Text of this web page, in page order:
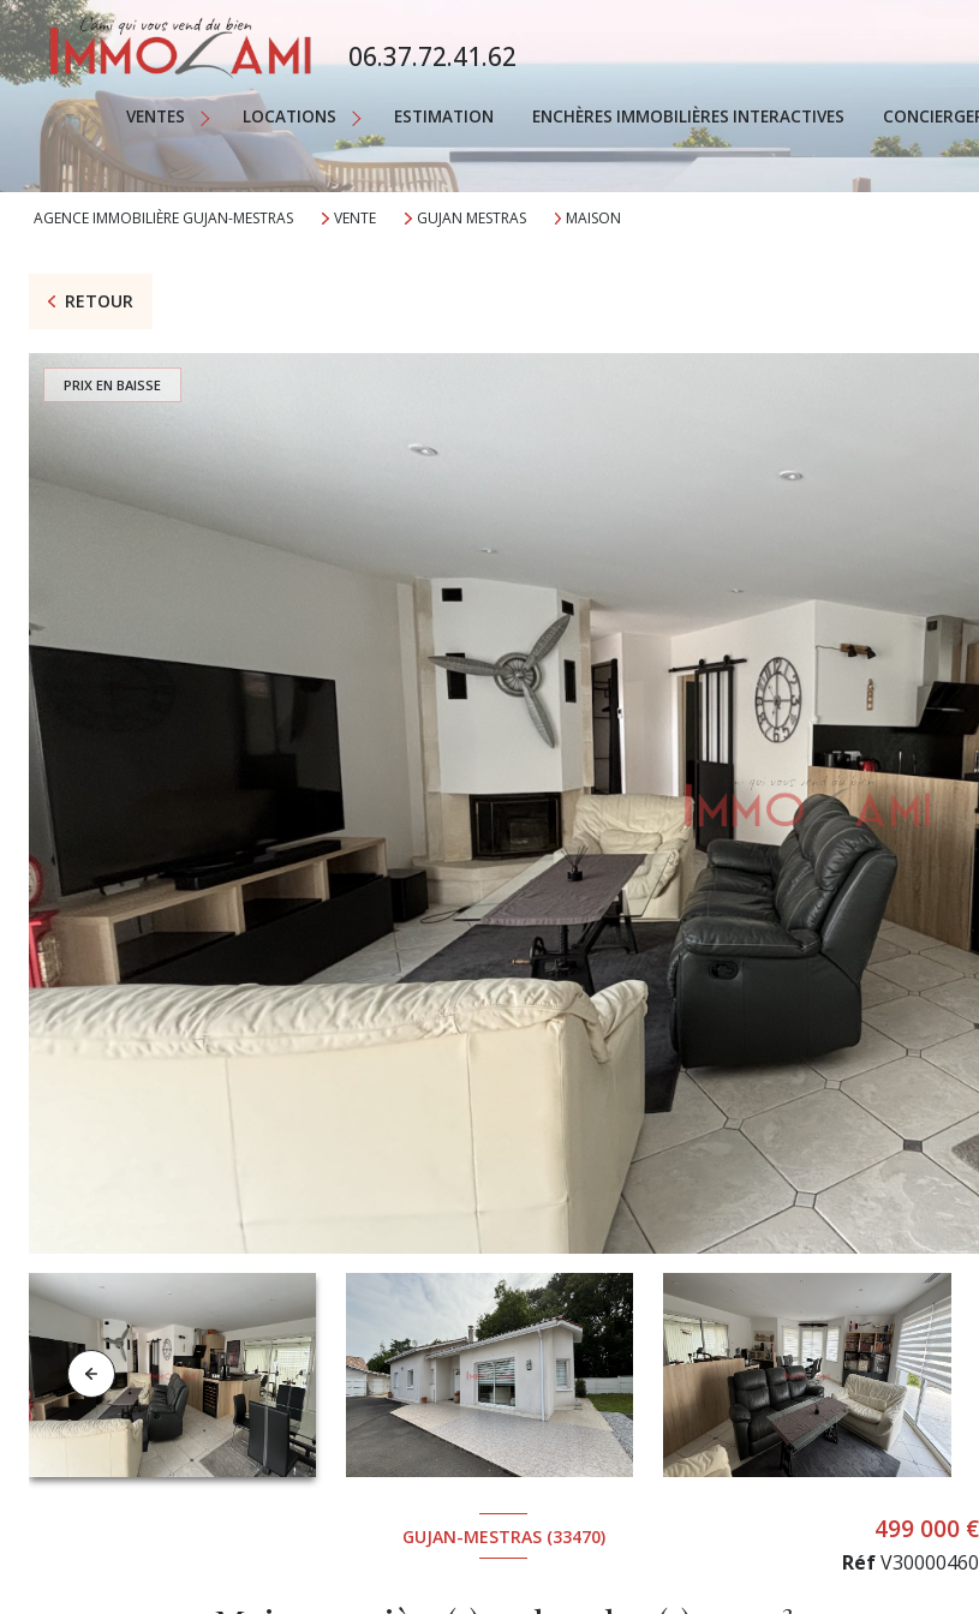
06.37.72.41.62
VENTES
MAISONS
APPARTEMENTS
TERRAINS
PROPRIÉTÉS
LOCATIONS
Saisonnière
Annuelle
Immobilier Professionnel
ESTIMATION ENCHÈRES IMMOBILIÈRES INTERACTIVES
AGENCE IMMOBILIÈRE GUJAN-MESTRAS VENTE GUJAN MESTRAS MAISON
RETOUR
PRIX EN BAISSE
GUJAN-MESTRAS (33470) 499 000 €
RéfV30000460